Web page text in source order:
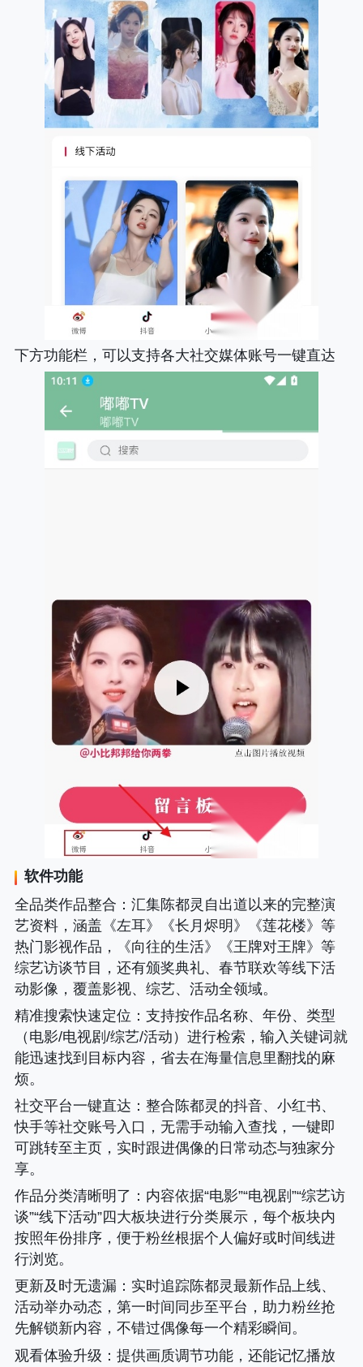
下方功能栏，可以支持各大社交媒体账号一键直达
软件功能
全品类作品整合 ：汇集陈都灵自出道以来的完整演
艺资料，涵盖《左耳》《长月烬明》《莲花楼》等
热门影视作品，《向往的生活》《王牌对王牌》等
综艺访谈节目，还有颁奖典礼、春节联欢等线下活
动影像，覆盖影视、综艺、活动全领域。
精准搜索快速定位 ：支持按作品名称、年份、类型
（电影/电视剧/综艺/活动）进行检索，输入关键词就
能迅速找到目标内容，省去在海量信息里翻找的麻
烦。
社交平台一键直达 ：整合陈都灵的抖音、小红书、
快手等社交账号入口，无需手动输入查找，一键即
可跳转至主页，实时跟进偶像的日常动态与独家分
享。
作品分类清晰明了 ：内容依据“电影”“电视剧”“综艺访
谈”“线下活动”四大板块进行分类展示，每个板块内
按照年份排序，便于粉丝根据个人偏好或时间线进
行浏览。
更新及时无遗漏 ：实时追踪陈都灵最新作品上线、
活动举办动态，第一时间同步至平台，助力粉丝抢
先解锁新内容，不错过偶像每一个精彩瞬间。
观看体验升级 ：提供画质调节功能，还能记忆播放